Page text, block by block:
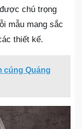
chú trọng
mẫu mang sắc
thiết kế.
cúng Quảng